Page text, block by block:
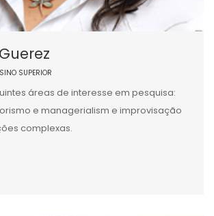
SUPERIOR
áreas de interesse em pesquisa:
e managerialism e improvisação
complexas.